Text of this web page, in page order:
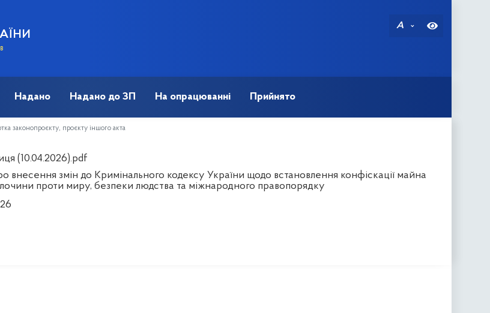
A
Надано Надано до ЗП На опрацюванні Прийнято
законопроєкту, проєкту іншого акта
(10.04.2026).pdf
внесення змін до Кримінального кодексу України щодо встановлення конфіскації майна
проти миру, безпеки людства та міжнародного правопорядку